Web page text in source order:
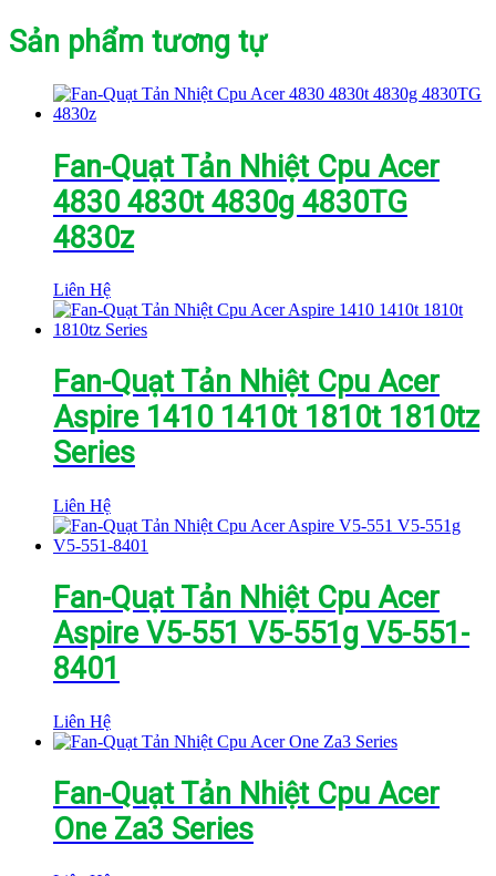
Sản phẩm tương tự
Fan-Quạt Tản Nhiệt Cpu Acer
4830 4830t 4830g 4830TG
4830z
Liên Hệ
Fan-Quạt Tản Nhiệt Cpu Acer
Aspire 1410 1410t 1810t 1810tz
Series
Liên Hệ
Fan-Quạt Tản Nhiệt Cpu Acer
Aspire V5-551 V5-551g V5-551-
8401
Liên Hệ
Fan-Quạt Tản Nhiệt Cpu Acer
One Za3 Series